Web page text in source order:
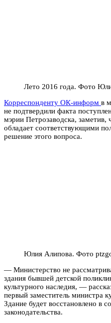
Лето 2016 года. Фото
Корреспонденту ОК-информ в
не подтвердили факта
мэрии Петрозаводска, заметив,
обладает соответствующими
решение этого вопроса.
Юлия Алипова. Фото
— Министерство не
здания бывшей детской
культурного наследия, —
первый заместитель
Здание будет восстановлено в
законодательства.